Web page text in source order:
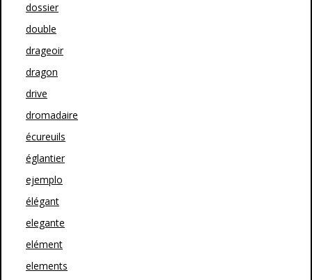
dossier
double
drageoir
dragon
drive
dromadaire
écureuils
églantier
ejemplo
élégant
elegante
elément
elements